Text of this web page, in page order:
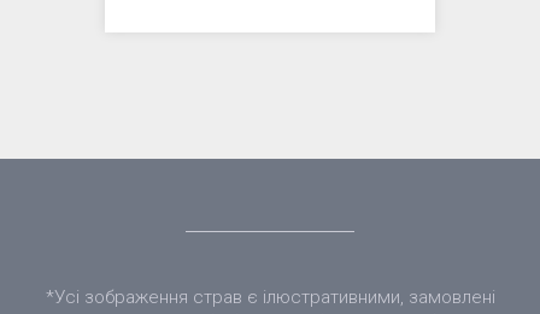
*Усі зображення страв є ілюстративними, замовлені